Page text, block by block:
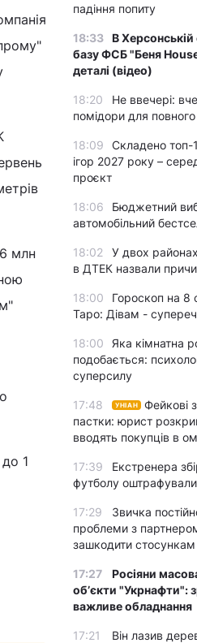
млн
1
падіння попиту
18:33 В
базу ФСБ "Беня
деталі (відео)
18:20
Не ввечері:
помідори для повного
18:09
Складено топ-
ігор 2027 року –
проєкт
18:06
Бюджетний
автомобільний
18:02
У двох
в ДТЕК назвали
18:00
Гороскоп на 8
Таро: Дівам -
18:00
Яка кімнатна
подобається:
суперсилу
17:48 УНІАН
Фейкові
пастки: юрист
вводять покупців в
17:39
Екстренера
футболу
17:29
Звичка
проблеми з
зашкодити стосункам
17:27
Росіяни
обʼєкти "Укрнафти":
важливе обладнання
17:21
Він лазив